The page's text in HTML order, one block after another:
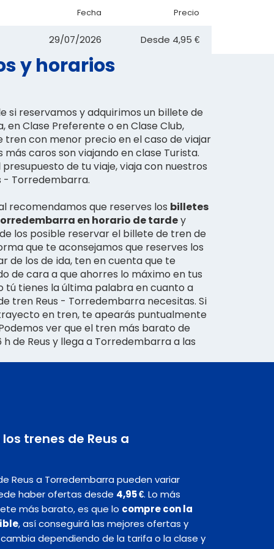
Fecha Precio
29/07/2026 Desde 4,95 €
y horarios
si reservamos y adquirimos un billete de
en Clase Preferente o en Clase Club,
tren con menor precio en el caso de viajar
más caros son viajando en clase Turista.
de tu viaje, viaja con nuestros
- Torredembarra.
recomendamos que reserves los billetes
en horario de tardey
los posible reservar el billete de tren de
que te aconsejamos que reserves los
de los de ida, ten en cuenta que te
de cara a que ahorres lo máximo en tus
tú tienes la última palabra en cuanto a
tren Reus - Torredembarra necesitas. Si
en tren, te apearás puntualmente
ver que el tren más barato de
h de Reus y llega a Torredembarra a las
trenes de Reus a
Reus a Torredembarra pueden variar
haber ofertas desde 4,95 €. Lo más
más barato, es que lo compre con la
, así conseguirá las mejores ofertas y
dependiendo de la tarifa o la clase y